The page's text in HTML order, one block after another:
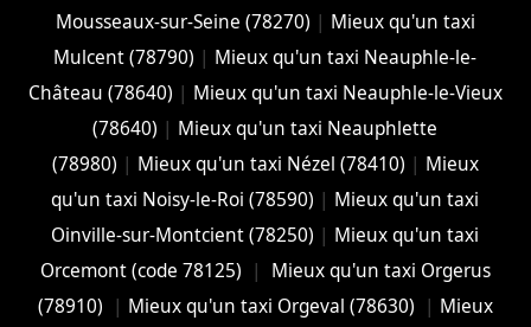
Mousseaux-sur-Seine (78270) | Mieux qu'un taxi
Mulcent (78790) | Mieux qu'un taxi Neauphle-le-
Château (78640) | Mieux qu'un taxi Neauphle-le-Vieux
(78640) | Mieux qu'un taxi Neauphlette
(78980) | Mieux qu'un taxi Nézel (78410) | Mieux
qu'un taxi Noisy-le-Roi (78590) | Mieux qu'un taxi
Oinville-sur-Montcient (78250) | Mieux qu'un taxi
Orcemont (code 78125)
|
Mieux qu'un taxi Orgerus
(78910)
| Mieux qu'un taxi Orgeval (78630) | Mieux